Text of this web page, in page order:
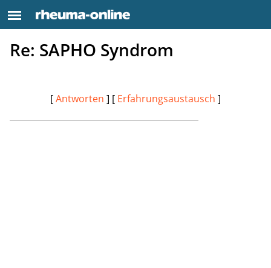
Re: SAPHO Syndrom
[Antworten ] [ Erfahrungsaustausch ]